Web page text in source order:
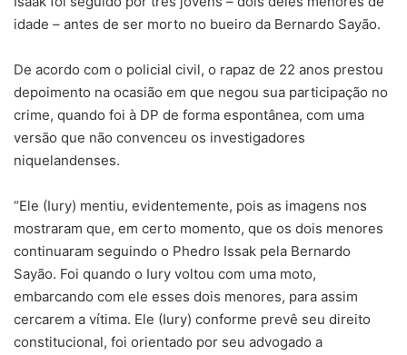
idade – antes de ser morto no bueiro da Bernardo Sayão.
De acordo com o policial civil, o rapaz de 22 anos prestou
depoimento na ocasião em que negou sua participação no
crime, quando foi à DP de forma espontânea, com uma
versão que não convenceu os investigadores
niquelandenses.
“Ele (Iury) mentiu, evidentemente, pois as imagens nos
mostraram que, em certo momento, que os dois menores
continuaram seguindo o Phedro Issak pela Bernardo
Sayão. Foi quando o Iury voltou com uma moto,
embarcando com ele esses dois menores, para assim
cercarem a vítima. Ele (Iury) conforme prevê seu direito
constitucional, foi orientado por seu advogado a